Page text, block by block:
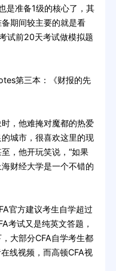
是准备1级的核心了，其
期间较主要的就是看
试前20天考试做模拟题
第三本：《财报的先
，他难掩对魔都的热爱
城市，很喜欢这里的现
，他开玩笑说，“如果
财经大学是一个不错的
官方建议考生自学超过
考试又是纯英文答题，
大部分CFA自学考生都
线视频，而高顿CFA视